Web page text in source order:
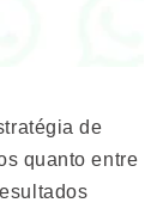
de
quanto entre